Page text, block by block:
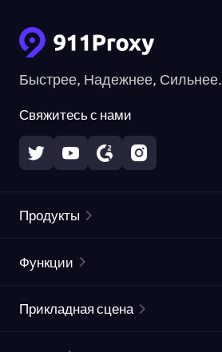
Быстрее, Надежнее, Сильнее.
Свяжитесь с нами
Продукты
Статические резидентные прокси
Функции
Прикладная сцена